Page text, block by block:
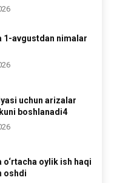
1-avgustdan nimalar
uchun arizalar
boshlanadi4
o‘rtacha oylik ish haqi
oshdi